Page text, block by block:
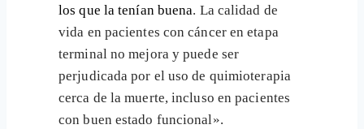
los que la tenían buena. La calidad de
vida en pacientes con cáncer en etapa
terminal no mejora y puede ser
perjudicada por el uso de quimioterapia
cerca de la muerte, incluso en pacientes
con buen estado funcional».